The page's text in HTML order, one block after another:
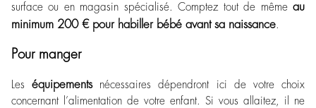
surface ou en magasin spécialisé. Comptez tout de même au
minimum 200 € pour habiller bébé avant sa naissance.
Pour manger
Leséquipementsnécessaires dépendront ici de votre choix
concernant l’alimentation de votre enfant. Si vous allaitez, il ne